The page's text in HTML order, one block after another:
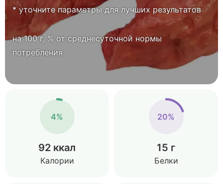
* уточните параметры для лучших результатов
на 100 г, % от среднесуточной нормы
потребления
4%
92 ккал
Калории
20%
15 г
Белки